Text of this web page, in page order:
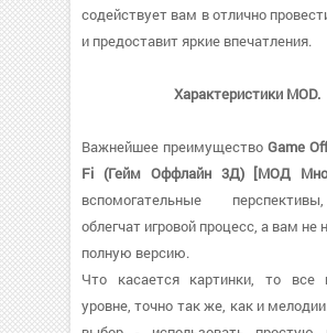
содействует вам в отлично
и предоставит яркие впечатления.
Характеристики MOD.
Важнейшее преимущество Game
Fi (Гейм Оффлайн 3Д) [МОД
вспомогательные
облегчат игровой процесс, а вам не
полную версию.
Что касается картинки, то все
уровне, точно так же, как и